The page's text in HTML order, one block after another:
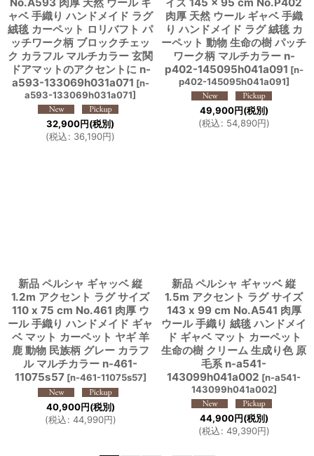
ャベ 手織り ハンドメイド ラグ
絨毯 カーペット ロリバフト パ
ッチワーク柄 ブロックチェッ
ク カラフル マルチカラー 玄関
ドアマットのアクセントに n-
a593-133069h031a071 [n-
a593-133069h031a071]
32,900円(税別)
(税込: 36,190円)
肉厚 天然 ウール ギャベ 手織
り ハンドメイド ラグ 絨毯 カ
ーペット 動物 生命の樹 パッチ
ワーク柄 マルチカラー n-
p402-145095h041a091 [n-
p402-145095h041a091]
49,900円(税別)
(税込: 54,890円)
新品 ペルシャ ギャッベ 縦
1.2m アクセント ラグ サイズ
110 x 75 cm No.461 肉厚 ウ
ール 手織り ハンドメイド ギャ
ベ マット カーペット ヤギ 羊
鹿 動物 民族柄 グレー カラフ
ル マルチカラー n-461-
11075s57 [n-461-11075s57]
40,900円(税別)
(税込: 44,990円)
新品 ペルシャ ギャッベ 縦
1.5m アクセント ラグ サイズ
143 x 99 cm No.A541 肉厚
ウール 手織り 絨毯 ハンドメイ
ド ギャベ マット カーペット
生命の樹 クリーム 生成り色 原
毛系 n-a541-
143099h041a002 [n-a541-
143099h041a002]
44,900円(税別)
(税込: 49,390円)